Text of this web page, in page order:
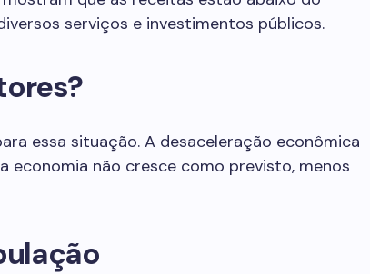
serviços e investimentos públicos.
essa situação. A desaceleração econômica
economia não cresce como previsto, menos